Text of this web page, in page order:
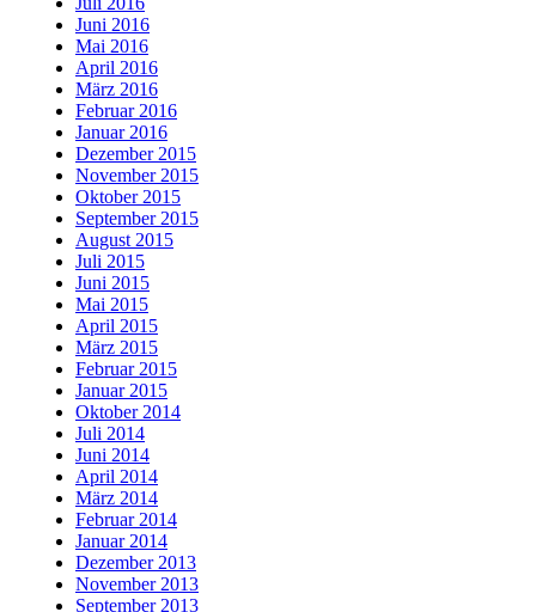
Juni 2016
Mai 2016
April 2016
März 2016
Februar 2016
Januar 2016
Dezember 2015
November 2015
Oktober 2015
September 2015
August 2015
Juli 2015
Juni 2015
Mai 2015
April 2015
März 2015
Februar 2015
Januar 2015
Oktober 2014
Juli 2014
Juni 2014
April 2014
März 2014
Februar 2014
Januar 2014
Dezember 2013
November 2013
September 2013